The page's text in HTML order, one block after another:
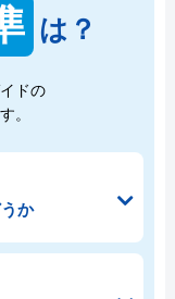
は？
ドの
。
か